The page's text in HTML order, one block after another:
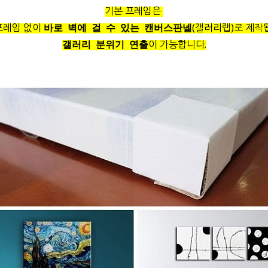
기본 프레임은
레임 없이 바로 벽에 걸 수 있는 캔버스판넬(갤러리랩)로 제작
갤러리 분위기 연출이 가능합니다.